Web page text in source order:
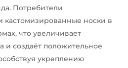
Потребители
кастомизированные носки в
что увеличивает
и создаёт положительное
укреплению